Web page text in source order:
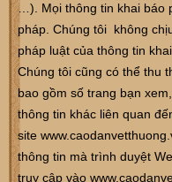
…). Mọi thông tin khai báo
pháp. Chúng tôi không
pháp luật của thông tin khai
Chúng tôi cũng có thể thu
bao gồm số trang bạn
thông tin khác liên quan
site www.
thông tin mà trình duyệt
truy cập vào www.